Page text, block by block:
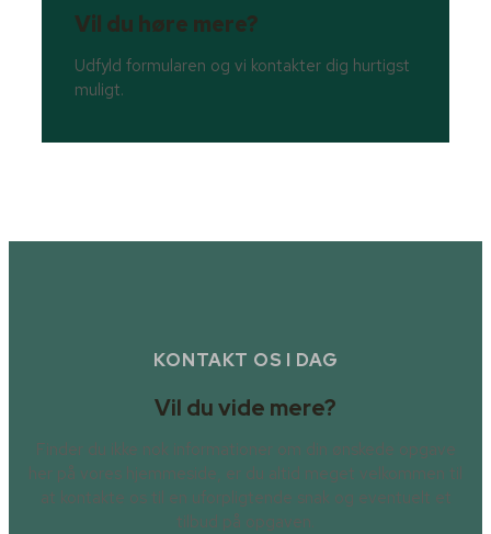
Vil du høre mere?
Udfyld formularen og vi kontakter dig hurtigst
muligt.
KONTAKT OS I DAG
Vil du vide mere?
Finder du ikke nok informationer om din ønskede opgave
her på vores hjemmeside, er du altid meget velkommen til
at kontakte os til en uforpligtende snak og eventuelt et
tilbud på opgaven.